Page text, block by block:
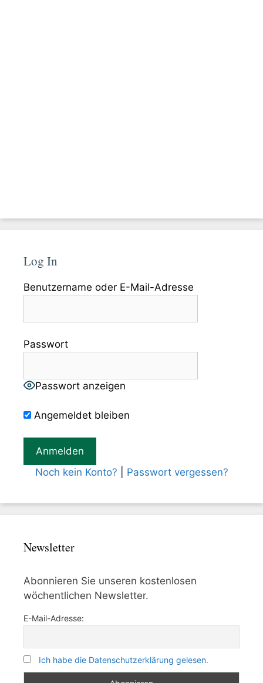
Log In
Benutzername oder E-Mail-Adresse
Passwort
Passwort anzeigen
Angemeldet bleiben
Noch kein Konto? Passwort vergessen?
Newsletter
Abonnieren Sie unseren kostenlosen
wöchentlichen Newsletter.
E-Mail-Adresse:
Ich habe die Datenschutzerklärung gelesen.